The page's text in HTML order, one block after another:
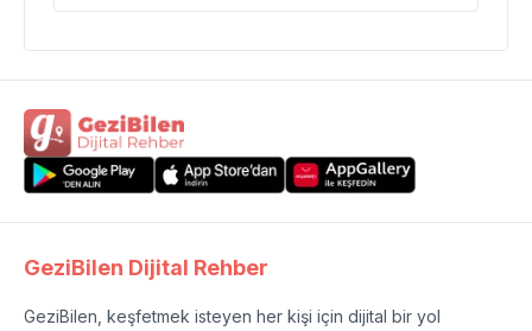
GeziBilen Dijital Rehber
GeziBilen, keşfetmek isteyen her kişi için dijital bir yol